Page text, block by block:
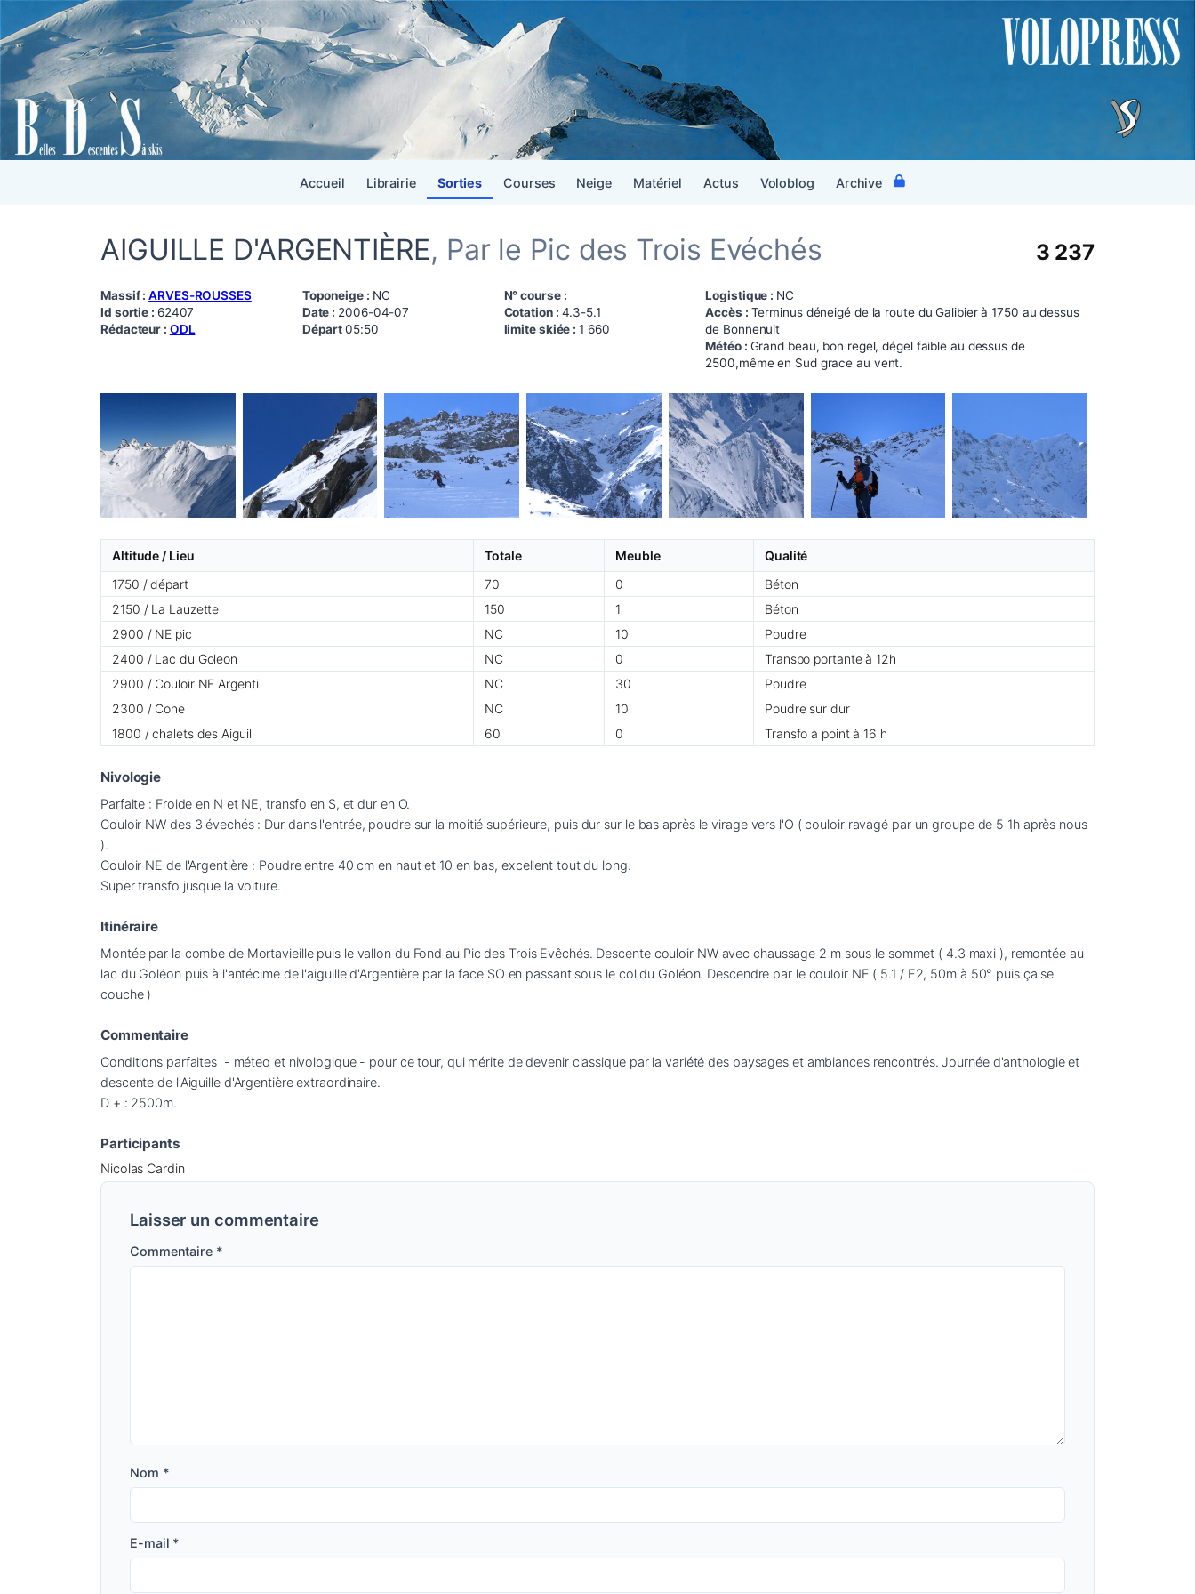
Accueil Librairie Sorties Courses Neige Matériel Actus Voloblog Archive
AIGUILLE D'ARGENTIÈRE, Par le Pic des Trois Evéchés 3 237
Massif :ARVES-ROUSSES
Id sortie : 62407
Rédacteur : ODL
Toponeige : NC
Date : 2006-04-07
Départ05:50
N° course :
Cotation : 4.3-5.1
limite skiée :1 660
Logistique : NC
Accès : Terminus déneigé de la route du Galibier à 1750 au dessus
de Bonnenuit
Météo : Grand beau, bon regel, dégel faible au dessus de
2500,même en Sud grace au vent.
Altitude / Lieu Totale Meuble
Qualité
1750 / départ
70 0
Béton
2150 / La Lauzette
150 1
Béton
2900 / NE pic
NC 10
Poudre
2400 / Lac du Goleon
NC 0
Transpo portante à 12h
2900 / Couloir NE Argenti
NC 30
Poudre
2300 / Cone
NC 10
Poudre sur dur
1800 / chalets des Aiguil
60 0 Transfo à point à 16 h
Nivologie
Parfaite : Froide en N et NE, transfo en S, et dur en O.
Couloir NW des 3 évechés : Dur dans l'entrée, poudre sur la moitié supérieure, puis dur sur le bas après le virage vers l'O ( couloir ravagé par un groupe de 5 1h après nous
).
Couloir NE de l'Argentière : Poudre entre 40 cm en haut et 10 en bas, excellent tout du long.
Super transfo jusque la voiture.
Itinéraire
Montée par la combe de Mortavieille puis le vallon du Fond au Pic des Trois Evêchés. Descente couloir NW avec chaussage 2 m sous le sommet ( 4.3 maxi ), remontée au
lac du Goléon puis à l'antécime de l'aiguille d'Argentière par la face SO en passant sous le col du Goléon. Descendre par le couloir NE ( 5.1 / E2, 50m à 50° puis ça se
couche )
Commentaire
Conditions parfaites  - méteo et nivologique - pour ce tour, qui mérite de devenir classique par la variété des paysages et ambiances rencontrés. Journée d'anthologie et
descente de l'Aiguille d'Argentière extraordinaire.
D + : 2500m.
Participants
Nicolas Cardin
Laisser un commentaire
Commentaire *
Nom *
E-mail *